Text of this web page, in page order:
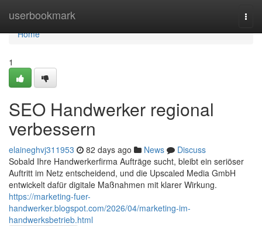
userbookmark
Home
Home
1
SEO Handwerker regional
verbessern
elaineghvj311953 82 days ago News
Discuss
Sobald Ihre Handwerkerfirma Aufträge sucht, bleibt ein seriöser
Auftritt im Netz entscheidend, und die Upscaled Media GmbH
entwickelt dafür digitale Maßnahmen mit klarer Wirkung.
https://marketing-fuer-
handwerker.blogspot.com/2026/04/marketing-im-
handwerksbetrieb.html